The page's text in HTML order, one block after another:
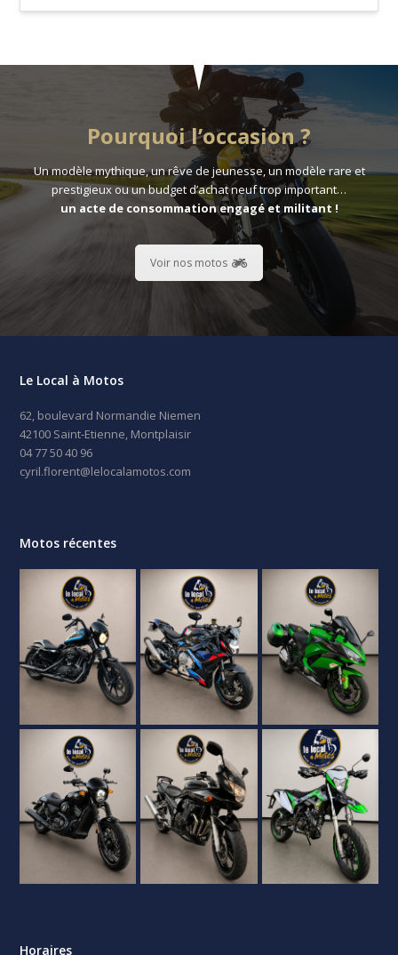
Pourquoi l’occasion ?
Un modèle mythique, un rêve de jeunesse, un modèle rare et
prestigieux ou un budget d’achat neuf trop important…
un acte de consommation engagé et militant !
Voir nos motos
Le Local à Motos
62, boulevard Normandie Niemen
42100 Saint-Etienne, Montplaisir
04 77 50 40 96
cyril.florent@lelocalamotos.com
Motos récentes
Horaires